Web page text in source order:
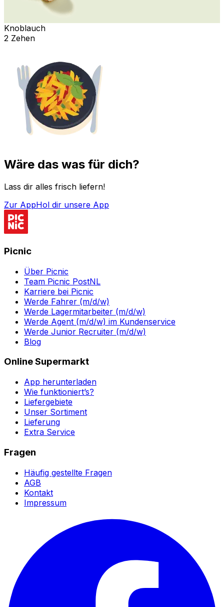
Knoblauch
2 Zehen
Wäre das was für dich?
Lass dir alles frisch liefern!
Zur AppHol dir unsere App
Picnic
Über Picnic
Team Picnic PostNL
Karriere bei Picnic
Werde Fahrer (m/d/w)
Werde Lagermitarbeiter (m/d/w)
Werde Agent (m/d/w) im Kundenservice
Werde Junior Recruiter (m/d/w)
Blog
Online Supermarkt
App herunterladen
Wie funktioniert’s?
Liefergebiete
Unser Sortiment
Lieferung
Extra Service
Fragen
Häufig gestellte Fragen
AGB
Kontakt
Impressum